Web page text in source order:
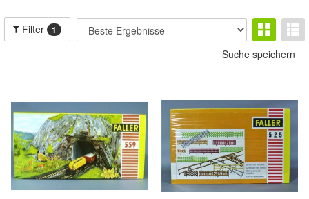
Filter 1
Suche speichern